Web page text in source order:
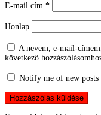
E-mail cím *
Honlap
A nevem, e-mail-
következő
Notify me of new posts